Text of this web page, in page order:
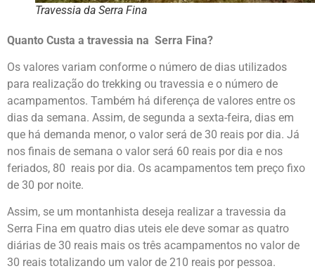
Travessia da Serra Fina
Quanto Custa a travessia na Serra Fina?
Os valores variam conforme o número de dias utilizados
para realização do trekking ou travessia e o número de
acampamentos. Também há diferença de valores entre os
dias da semana. Assim, de segunda a sexta-feira, dias em
que há demanda menor, o valor será de 30 reais por dia. Já
nos finais de semana o valor será 60 reais por dia e nos
feriados, 80 reais por dia. Os acampamentos tem preço fixo
de 30 por noite.
Assim, se um montanhista deseja realizar a travessia da
Serra Fina em quatro dias uteis ele deve somar as quatro
diárias de 30 reais mais os três acampamentos no valor de
30 reais totalizando um valor de 210 reais por pessoa.